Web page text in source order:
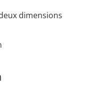
dimensions